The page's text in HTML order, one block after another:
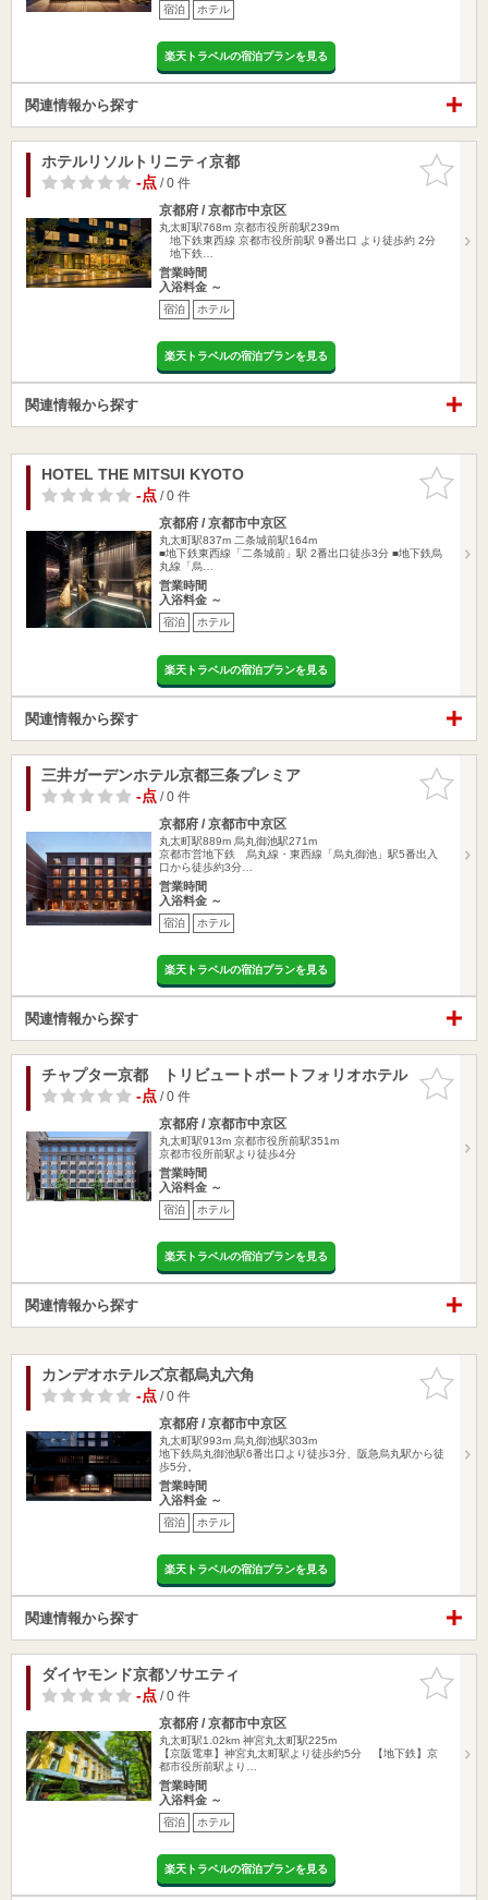
宿泊 ホテル
楽天トラベルの宿泊プランを見る
関連情報から探す
お気に入
りに追加
ホテルリソルトリニティ京都
-点/ 0 件
京都府 / 京都市中京区
丸太町駅768m 京都市役所前駅239m
地下鉄東西線 京都市役所前駅 9番出口 より徒歩約 2分
地下鉄…
営業時間
入浴料金 ～
宿泊 ホテル
楽天トラベルの宿泊プランを見る
関連情報から探す
お気に入
りに追加
HOTEL THE MITSUI KYOTO
-点/ 0 件
京都府 / 京都市中京区
丸太町駅837m 二条城前駅164m
■地下鉄東西線「二条城前」駅 2番出口徒歩3分 ■地下鉄烏
丸線「烏…
営業時間
入浴料金 ～
宿泊 ホテル
楽天トラベルの宿泊プランを見る
関連情報から探す
お気に入
りに追加
三井ガーデンホテル京都三条プレミア
-点/ 0 件
京都府 / 京都市中京区
丸太町駅889m 烏丸御池駅271m
京都市営地下鉄 烏丸線・東西線「烏丸御池」駅5番出入
口から徒歩約3分…
営業時間
入浴料金 ～
宿泊 ホテル
楽天トラベルの宿泊プランを見る
関連情報から探す
お気に入
りに追加
チャプター京都 トリビュートポートフォリオホテル
-点/ 0 件
京都府 / 京都市中京区
丸太町駅913m 京都市役所前駅351m
京都市役所前駅より徒歩4分
営業時間
入浴料金 ～
宿泊 ホテル
楽天トラベルの宿泊プランを見る
関連情報から探す
お気に入
りに追加
カンデオホテルズ京都烏丸六角
-点/ 0 件
京都府 / 京都市中京区
丸太町駅993m 烏丸御池駅303m
地下鉄烏丸御池駅6番出口より徒歩3分、阪急烏丸駅から徒
歩5分。
営業時間
入浴料金 ～
宿泊 ホテル
楽天トラベルの宿泊プランを見る
関連情報から探す
お気に入
りに追加
ダイヤモンド京都ソサエティ
-点/ 0 件
京都府 / 京都市中京区
丸太町駅1.02km 神宮丸太町駅225m
【京阪電車】神宮丸太町駅より徒歩約5分 【地下鉄】京
都市役所前駅より…
営業時間
入浴料金 ～
宿泊 ホテル
楽天トラベルの宿泊プランを見る